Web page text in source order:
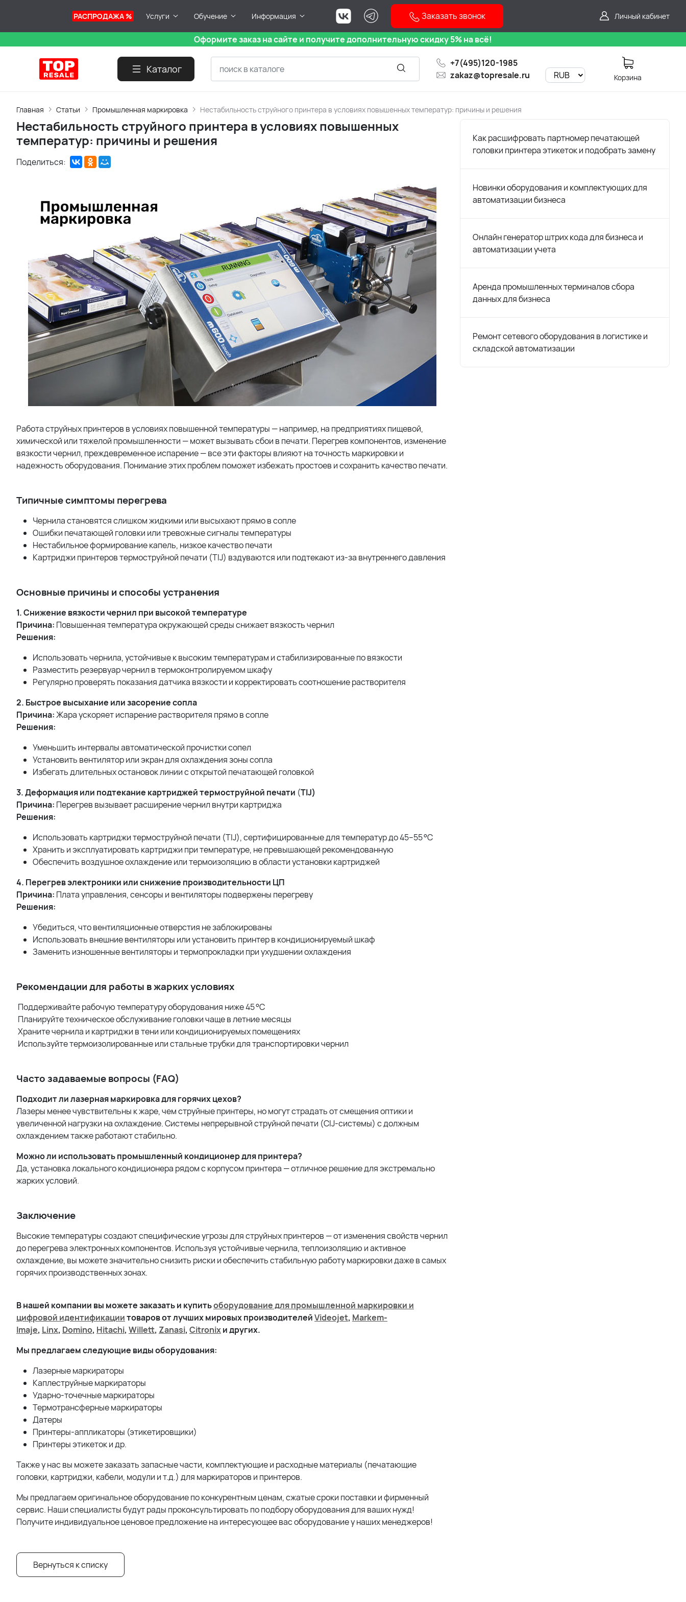
РАСПРОДАЖА % Услуги Обучение Информация Заказать звонок Личный кабинет
Оформите заказ на сайте и получите дополнительную скидку 5% на всё!
Каталог
+7(495)120-1985
zakaz@topresale.ru
Корзина
Главная Статьи Промышленная маркировка Нестабильность струйного принтера в условиях повышенных температур: причины и решения
Нестабильность струйного принтера в условиях повышенных
температур: причины и решения
Поделиться:
Работа струйных принтеров в условиях повышенной температуры — например, на предприятиях пищевой,
химической или тяжелой промышленности — может вызывать сбои в печати. Перегрев компонентов, изменение
вязкости чернил, преждевременное испарение — все эти факторы влияют на точность маркировки и
надежность оборудования. Понимание этих проблем поможет избежать простоев и сохранить качество печати.
Типичные симптомы перегрева
Чернила становятся слишком жидкими или высыхают прямо в сопле
Ошибки печатающей головки или тревожные сигналы температуры
Нестабильное формирование капель, низкое качество печати
Картриджи принтеров термоструйной печати (TIJ) вздуваются или подтекают из-за внутреннего давления
Основные причины и способы устранения
1. Снижение вязкости чернил при высокой температуре
Причина: Повышенная температура окружающей среды снижает вязкость чернил
Решения:
Использовать чернила, устойчивые к высоким температурам и стабилизированные по вязкости
Разместить резервуар чернил в термоконтролируемом шкафу
Регулярно проверять показания датчика вязкости и корректировать соотношение растворителя
2. Быстрое высыхание или засорение сопла
Причина:Жара ускоряет испарение растворителя прямо в сопле
Решения:
Уменьшить интервалы автоматической прочистки сопел
Установить вентилятор или экран для охлаждения зоны сопла
Избегать длительных остановок линии с открытой печатающей головкой
3. Деформация или подтекание картриджейтермоструйной печати (TIJ)
Причина: Перегрев вызывает расширение чернил внутри картриджа
Решения:
Использовать картриджи термоструйной печати (TIJ), сертифицированные для температур до 45–55 °C
Хранить и эксплуатировать картриджи при температуре, не превышающей рекомендованную
Обеспечить воздушное охлаждение или термоизоляцию в области установки картриджей
4. Перегрев электроники или снижение производительности ЦП
Причина: Плата управления, сенсоры и вентиляторы подвержены перегреву
Решения:
Убедиться, что вентиляционные отверстия не заблокированы
Использовать внешние вентиляторы или установить принтер в кондиционируемый шкаф
Заменить изношенные вентиляторы и термопрокладки при ухудшении охлаждения
Рекомендации для работы в жарких условиях
Поддерживайте рабочую температуру оборудования ниже 45 °C
Планируйте техническое обслуживание головки чаще в летние месяцы
Храните чернила и картриджи в тени или кондиционируемых помещениях
Используйте термоизолированные или стальные трубки для транспортировки чернил
Часто задаваемые вопросы (FAQ)
Подходит ли лазерная маркировка для горячих цехов?
Лазеры менее чувствительны к жаре, чем струйные принтеры, но могут страдать от смещения оптики и
увеличенной нагрузки на охлаждение. Системы непрерывной струйной печати (CIJ-системы) с должным
охлаждением также работают стабильно.
Можно ли использовать промышленный кондиционер для принтера?
Да, установка локального кондиционера рядом с корпусом принтера — отличное решение для экстремально
жарких условий.
Заключение
Высокие температуры создают специфические угрозы для струйных принтеров — от изменения свойств чернил
до перегрева электронных компонентов. Используя устойчивые чернила, теплоизоляцию и активное
охлаждение, вы можете значительно снизить риски и обеспечить стабильную работу маркировки даже в самых
горячих производственных зонах.
В нашей компании вы можете заказать и купитьоборудование для промышленной маркировки и
цифровой идентификациитоваров от лучших мировых производителейVideojet, Markem-
Imaje, Linx, Domino, Hitachi, Willett, Zanasi, Citronixи других.
Мы предлагаем следующие виды оборудования:
Лазерные маркираторы
Каплеструйные маркираторы
Ударно-точечные маркираторы
Термотрансферные маркираторы
Датеры
Принтеры-аппликаторы (этикетировщики)
Принтеры этикеток и др.
Также у нас вы можете заказать запасные части, комплектующие и расходные материалы (печатающие
головки, картриджи, кабели, модули и т.д.) для маркираторов и принтеров.
Мы предлагаем оригинальное оборудование по конкурентным ценам, сжатые сроки поставки и фирменный
сервис. Наши специалисты будут рады проконсультировать по подбору оборудования для ваших нужд!
Получите индивидуальное ценовое предложение на интересующее вас оборудование у наших менеджеров!
Вернуться к списку
Как расшифровать партномер печатающей
головки принтера этикеток и подобрать замену
Новинки оборудования и комплектующих для
автоматизации бизнеса
Онлайн генератор штрих кода для бизнеса и
автоматизации учета
Аренда промышленных терминалов сбора
данных для бизнеса
Ремонт сетевого оборудования в логистике и
складской автоматизации